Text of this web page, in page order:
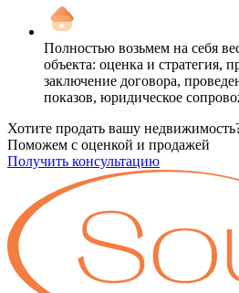
Полностью возьмем на себя
объекта: оценка и стратегия,
заключение договора,
показов, юридическое
Хотите продать вашу
Поможем с оценкой и продажей
Получить консультацию